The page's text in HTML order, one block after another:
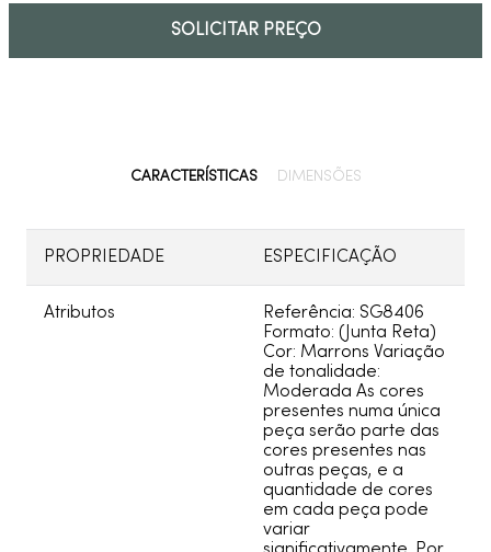
SOLICITAR PREÇO
CARACTERÍSTICAS DIMENSÕES
PROPRIEDADE ESPECIFICAÇÃO
Atributos
Referência: SG8406
Formato: (Junta Reta)
Cor: Marrons Variação
de tonalidade:
Moderada As cores
presentes numa única
peça serão parte das
cores presentes nas
outras peças, e a
quantidade de cores
em cada peça pode
variar